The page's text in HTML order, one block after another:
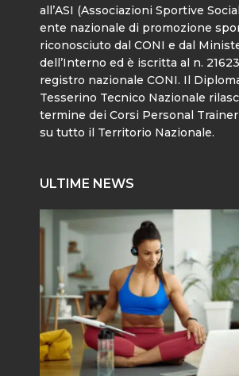
all’ASI (Associazioni Sportive
ente nazionale di promozione
riconosciuto dal CONI e dal
dell’Interno ed è iscritta al n.
registro nazionale CONI. Il
Tesserino Tecnico Nazionale
termine dei Corsi Personal
su tutto il Territorio Nazionale.
ULTIME NEWS